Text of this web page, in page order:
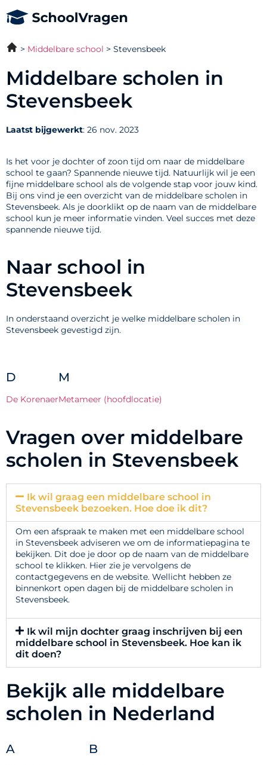
Middelbare school Stevensbeek
Middelbare scholen in
Stevensbeek
Laatst bijgewerkt: 26 nov. 2023
Is het voor je dochter of zoon tijd om naar de middelbare
school te gaan? Spannende nieuwe tijd. Natuurlijk wil je een
fijne middelbare school als de volgende stap voor jouw kind.
Bij ons vind je een overzicht van de middelbare scholen in
Stevensbeek. Als je doorklikt op de naam van de middelbare
school kun je meer informatie vinden. Veel succes met deze
spannende nieuwe tijd.
Naar school in
Stevensbeek
In onderstaand overzicht je welke middelbare scholen in
Stevensbeek gevestigd zijn.
D
De Korenaer
M
Metameer (hoofdlocatie)
Vragen over middelbare
scholen in Stevensbeek
Ik wil graag een middelbare school in
Stevensbeek bezoeken. Hoe doe ik dit?
Om een afspraak te maken met een middelbare school
in Stevensbeek adviseren we om de informatiepagina te
bekijken. Dit doe je door op de naam van de middelbare
school te klikken. Hier zie je vervolgens de
contactgegevens en de website. Wellicht hebben ze
binnenkort open dagen bij de middelbare scholen in
Stevensbeek.
Ik wil mijn dochter graag inschrijven bij een
middelbare school in Stevensbeek. Hoe kan ik
dit doen?
Bekijk alle middelbare
scholen in Nederland
A B